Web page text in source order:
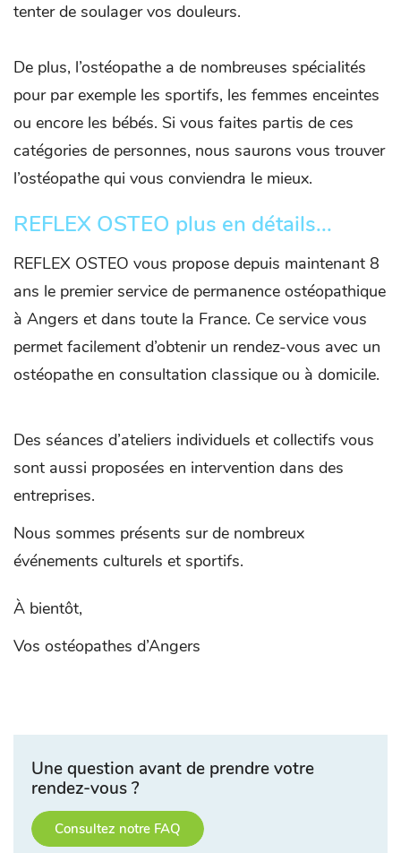
tenter de soulager vos douleurs.
De plus, l’ostéopathe a de nombreuses spécialités
pour par exemple les sportifs, les femmes enceintes
ou encore les bébés. Si vous faites partis de ces
catégories de personnes, nous saurons vous trouver
l’ostéopathe qui vous conviendra le mieux.
REFLEX OSTEO plus en détails...
REFLEX OSTEO vous propose depuis maintenant 8
ans le premier service de permanence ostéopathique
à Angers et dans toute la France. Ce service vous
permet facilement d’obtenir un rendez-vous avec un
ostéopathe en consultation classique ou à domicile.
Des séances d’ateliers individuels et collectifs vous
sont aussi proposées en intervention dans des
entreprises.
Nous sommes présents sur de nombreux
événements culturels et sportifs.
À bientôt,
Vos ostéopathes d’Angers
Une question avant de prendre votre
rendez-vous ?
Consultez notre FAQ